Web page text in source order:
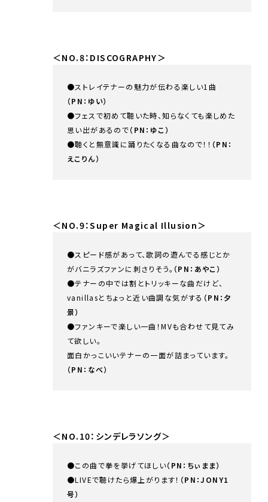
＜NO.8：DISCOGRAPHY＞
●ストレイテナーの魅力が伝わる楽しい1曲
（PN：ゆい）
●フェスで初めて聴いた時、知らなくても楽しめた
思い出があるので（PN：ゆこ）
●聴くと無意識に踊りたくなる曲なので！！ （PN：
えこりん）
＜NO.9：Super Magical Illusion＞
●スピード感があって、歌詞の遊んでる感じとか
がバニラズファンに刺さりそう。 （PN：あやこ）
●テナーの中では割とトリッキーな曲だけど、
vanillasとちょっと近い曲調な気がする （PN：夕
景）
●ファンキーで楽しい一曲！MVも合わせて見てみ
て欲しい。
面白かっこいいテナーの一面が詰まっています。
（PN：なべ）
＜NO.10：シンデレラソング＞
●この曲で拳を挙げてほしい（PN：ちぃまま）
●LIVEで聴けたら爆上がります！ （PN：JONY1
号）